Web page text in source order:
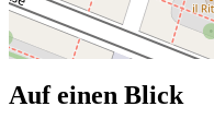
Auf einen Blick